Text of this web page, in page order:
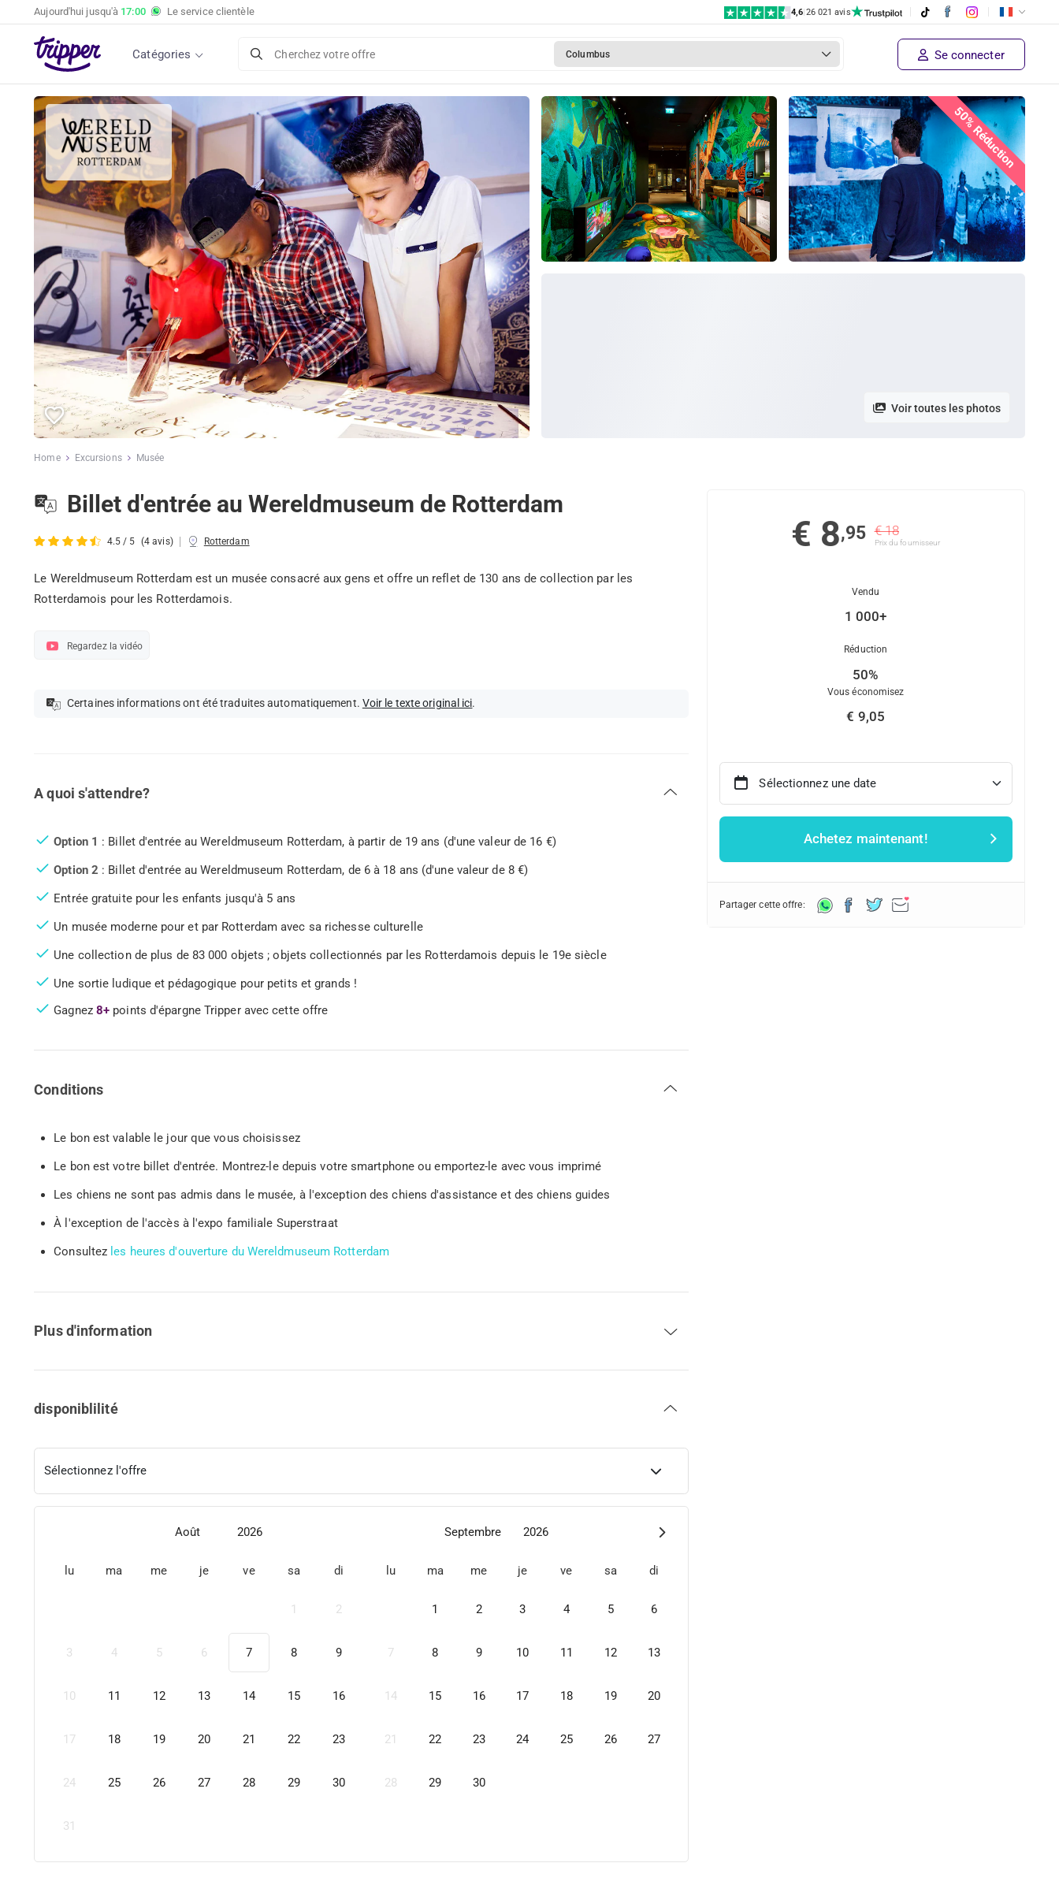
Aujourd'hui jusqu'à 17:00 Le service clientèle 4,6|26 021 avis
Catégories Cherchez votre offre Columbus Se connecter
50% Réduction
Voir toutes les photos
Home Excursions Musée
Billet d'entrée au Wereldmuseum de Rotterdam
4.5 / 5 (4 avis) | Rotterdam
Le Wereldmuseum Rotterdam est un musée consacré aux gens et offre un reflet de 130 ans de collection par les
Rotterdamois pour les Rotterdamois.
Regardez la vidéo
Certaines informations ont été traduites automatiquement. Voir le texte original ici.
A quoi s'attendre?
Option 1 : Billet d'entrée au Wereldmuseum Rotterdam, à partir de 19 ans (d'une valeur de 16 €)
Option 2 : Billet d'entrée au Wereldmuseum Rotterdam, de 6 à 18 ans (d'une valeur de 8 €)
Entrée gratuite pour les enfants jusqu'à 5 ans
Un musée moderne pour et par Rotterdam avec sa richesse culturelle
Une collection de plus de 83 000 objets ; objets collectionnés par les Rotterdamois depuis le 19e siècle
Une sortie ludique et pédagogique pour petits et grands !
Gagnez 8+ points d'épargne Tripper avec cette offre
Conditions
Le bon est valable le jour que vous choisissez
Le bon est votre billet d'entrée. Montrez-le depuis votre smartphone ou emportez-le avec vous imprimé
Les chiens ne sont pas admis dans le musée, à l'exception des chiens d'assistance et des chiens guides
À l'exception de l'accès à l'expo familiale Superstraat
Consultez les heures d'ouverture du Wereldmuseum Rotterdam
Plus d'information
disponiblilité
Sélectionnez l'offre
Août 2026
lu ma me je ve sa di
1 2
3 4 5 6 7 8 9
10 11 12 13 14 15 16
17 18 19 20 21 22 23
24 25 26 27 28 29 30
31
Septembre 2026
lu ma me je ve sa di
1 2 3 4 5 6
7 8 9 10 11 12 13
14 15 16 17 18 19 20
21 22 23 24 25 26 27
28 29 30
€ 8,95 € 18
Prix ​​du fournisseur
Vendu
1 000+
Réduction
50%
Vous économisez
€ 9,05
Sélectionnez une date
Achetez maintenant!
Partager cette offre: